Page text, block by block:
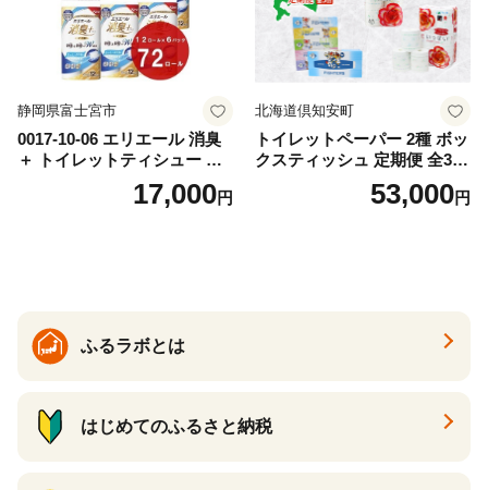
静岡県富士宮市
0017-10-06 エリエール 消臭
＋ トイレットティシュー し
っかり香るフレッシュクリア
の香り ダブル 12ロール×6パ
17,000円
北海道倶知安町
トイレットペーパー 2種 ボッ
クスティッシュ 定期便 全3
回 日本製 まとめ買い 防災
常備品 日用雑貨 消耗品 生活
53,000円
ふるラボとは
はじめてのふるさと納税